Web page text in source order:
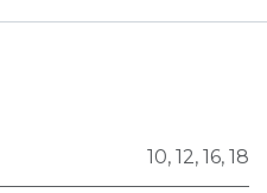
10, 12, 16, 18